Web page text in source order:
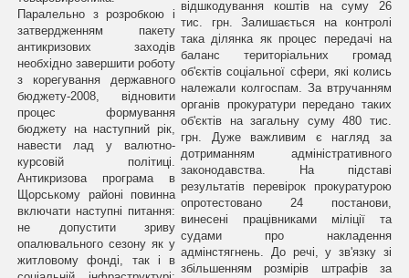
Паралельно з розробкою і
затвердженням пакету
антикризових заходів
необхідно завершити роботу
з корегування державного
бюджету-2008, відновити
процес формування
бюджету на наступний рік,
навести лад у валютно-
курсовій політиці.
Антикризова програма в
Щорському районі повинна
включати наступні питання:
не допустити зриву
опалювального сезону як у
житловому фонді, так і в
відшкодування коштів на суму 26
тис. грн. Залишається на контролі
така ділянка як процес передачі на
баланс територіальних громад
об'єктів соціальної сфери, які колись
належали колгоспам. За втручанням
органів прокуратури передано таких
об'єктів на загальну суму 480 тис.
грн. Дуже важливим є нагляд за
дотриманням адміністративного
законодавства. На підставі
результатів перевірок прокуратурою
опротестовано 24 постанови,
винесені працівниками міліції та
судами про накладення
адмінстягнень. До речі, у зв'язку зі
збільшенням розмірів штрафів за